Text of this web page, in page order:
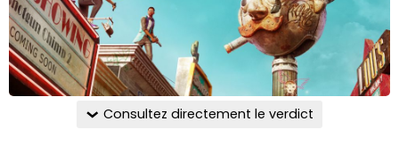
Consultez directement le verdict